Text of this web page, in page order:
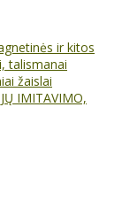
ir kitos
talismanai
žaislai
IMITAVIMO,